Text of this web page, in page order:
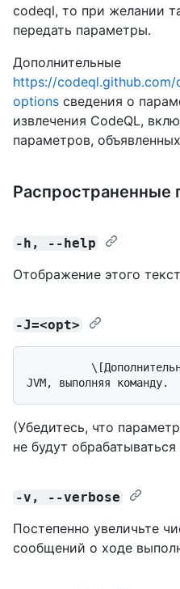
codeql, то при желании
передать параметры.
Дополнительные
https://
options сведения о
извлечения CodeQL,
параметров,
Распространенные
-h, --help
Отображение этого
-J=<opt>
(Убедитесь, что
не будут
-v, --verbose
Постепенно увеличьте
сообщений о ходе